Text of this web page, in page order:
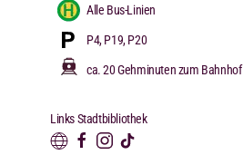
Alle Bus-Linien
P4, P19, P20
ca. 20 Gehminuten zum Bahnhof
Links Stadtbibliothek